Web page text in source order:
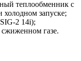
теплообменник с
запуске;
2 14i);
газе.